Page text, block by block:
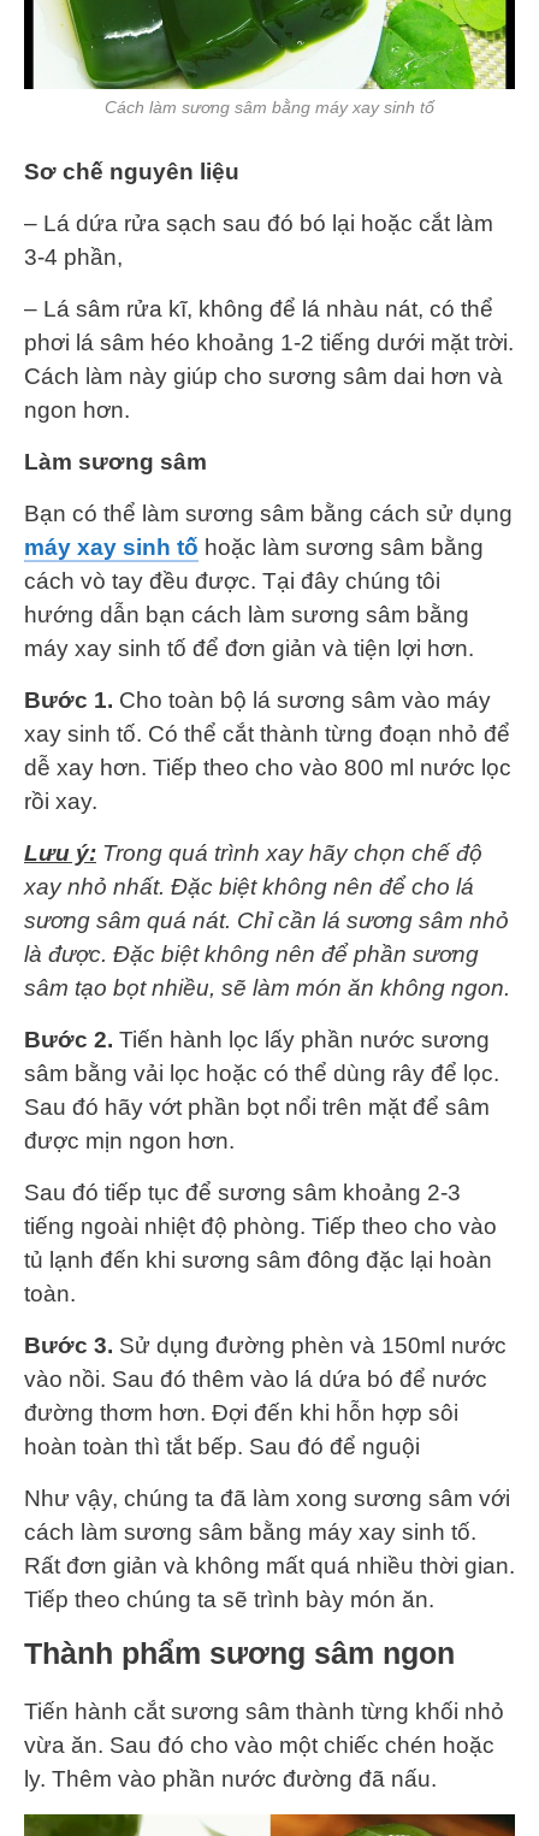
Cách làm sương sâm bằng máy xay sinh tố
Sơ chế nguyên liệu
– Lá dứa rửa sạch sau đó bó lại hoặc cắt làm
3-4 phần,
– Lá sâm rửa kĩ, không để lá nhàu nát, có thể
phơi lá sâm héo khoảng 1-2 tiếng dưới mặt trời.
Cách làm này giúp cho sương sâm dai hơn và
ngon hơn.
Làm sương sâm
Bạn có thể làm sương sâm bằng cách sử dụng
máy xay sinh tố hoặc làm sương sâm bằng
cách vò tay đều được. Tại đây chúng tôi
hướng dẫn bạn cách làm sương sâm bằng
máy xay sinh tố để đơn giản và tiện lợi hơn.
Bước 1. Cho toàn bộ lá sương sâm vào máy
xay sinh tố. Có thể cắt thành từng đoạn nhỏ để
dễ xay hơn. Tiếp theo cho vào 800 ml nước lọc
rồi xay.
Lưu ý: Trong quá trình xay hãy chọn chế độ
xay nhỏ nhất. Đặc biệt không nên để cho lá
sương sâm quá nát. Chỉ cần lá sương sâm nhỏ
là được. Đặc biệt không nên để phần sương
sâm tạo bọt nhiều, sẽ làm món ăn không ngon.
Bước 2. Tiến hành lọc lấy phần nước sương
sâm bằng vải lọc hoặc có thể dùng rây để lọc.
Sau đó hãy vớt phần bọt nổi trên mặt để sâm
được mịn ngon hơn.
Sau đó tiếp tục để sương sâm khoảng 2-3
tiếng ngoài nhiệt độ phòng. Tiếp theo cho vào
tủ lạnh đến khi sương sâm đông đặc lại hoàn
toàn.
Bước 3. Sử dụng đường phèn và 150ml nước
vào nồi. Sau đó thêm vào lá dứa bó để nước
đường thơm hơn. Đợi đến khi hỗn hợp sôi
hoàn toàn thì tắt bếp. Sau đó để nguội
Như vậy, chúng ta đã làm xong sương sâm với
cách làm sương sâm bằng máy xay sinh tố.
Rất đơn giản và không mất quá nhiều thời gian.
Tiếp theo chúng ta sẽ trình bày món ăn.
Thành phẩm sương sâm ngon
Tiến hành cắt sương sâm thành từng khối nhỏ
vừa ăn. Sau đó cho vào một chiếc chén hoặc
ly. Thêm vào phần nước đường đã nấu.